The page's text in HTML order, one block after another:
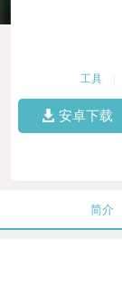
工具
安卓下载
简介